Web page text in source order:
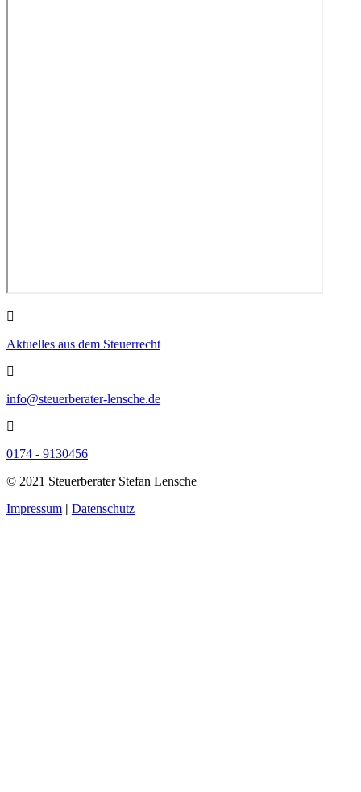
Aktuelles aus dem Steuerrecht
info@steuerberater-lensche.de
0174 - 9130456
© 2021 Steuerberater Stefan Lensche
Impressum | Datenschutz